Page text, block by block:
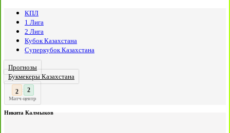
КПЛ
1 Лига
2 Лига
Кубок Казахстана
Суперкубок Казахстана
Прогнозы
Букмекеры Казахстана
: 2
Матч-центр
Никита Калмыков